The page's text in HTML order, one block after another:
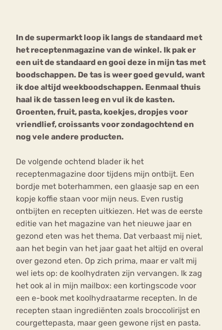
In de supermarkt loop ik langs de standaard met
het receptenmagazine van de winkel. Ik pak er
een uit de standaard en gooi deze in mijn tas met
boodschappen. De tas is weer goed gevuld, want
ik doe altijd weekboodschappen. Eenmaal thuis
haal ik de tassen leeg en vul ik de kasten.
Groenten, fruit, pasta, koekjes, dropjes voor
vriendlief, croissants voor zondagochtend en
nog vele andere producten.
De volgende ochtend blader ik het
receptenmagazine door tijdens mijn ontbijt. Een
bordje met boterhammen, een glaasje sap en een
kopje koffie staan voor mijn neus. Even rustig
ontbijten en recepten uitkiezen. Het was de eerste
editie van het magazine van het nieuwe jaar en
gezond eten was het thema. Dat verbaast mij niet,
aan het begin van het jaar gaat het altijd en overal
over gezond eten. Op zich prima, maar er valt mij
wel iets op: de koolhydraten zijn vervangen. Ik zag
het ook al in mijn mailbox: een kortingscode voor
een e-book met koolhydraatarme recepten. In de
recepten staan ingrediënten zoals broccolirijst en
courgettepasta, maar geen gewone rijst en pasta.
Chat
Forum
mia
Nerv
osa
Eetstoornis Anorexia Nervosa
Eetbuien Piekeren Sport
Trauma
Orthorexia
Afvallen Angst